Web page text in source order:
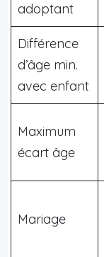
adoptant
Différence
d’âge min.
avec enfant
Maximum
écart âge
Mariage